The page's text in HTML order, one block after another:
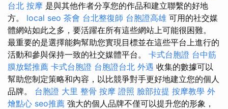
台北 按摩 是與其他作者分享您的作品和建立聯繫的好地
方。 local seo 茶會 台北整復師 台胞證高雄 可用的社交媒
體網站如此之多，要活躍在所有這些網站上可能很困難。
最重要的是選擇能夠幫助您實現目標並在這些平台上進行的
活動和參與保持一致的社交媒體平台。 卡式台胞證 台中筋
膜放鬆推薦 卡式台胞證 台胞證台北 外遇 收集的數據可以
幫助您制定策略和內容，以比競爭對手更好地建立您的個人
品牌。 台胞證 大里 整骨 按摩 證照 臉部拉提 按摩教學 外
燴點心 seo推薦 強大的個人品牌不僅可以提升您的形象，